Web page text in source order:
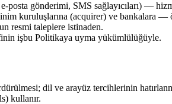
posta gönderimi, SMS sağlayıcıları) —
kuruluşlarına (acquirer) ve bankalara —
resmi taleplere istinaden.
işbu Politikaya uyma yükümlülüğüyle.
dil ve arayüz tercihlerinin
kullanır.